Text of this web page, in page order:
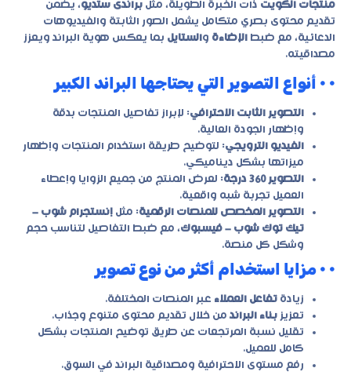
منتجات الكويت ذات الخبرة الطويلة، مثل براندى ستديو، يضمن
تقديم محتوى بصري متكامل يشمل الصور الثابتة والفيديوهات
الدعائية، مع ضبط الإضاءة والستايل بما يعكس هوية البراند ويعزز
مصداقيته.
• • أنواع التصوير التي يحتاجها البراند الكبير
التصوير الثابت الاحترافي: لإبراز تفاصيل المنتجات بدقة
وإظهار الجودة العالية.
الفيديو الترويجي: لتوضيح طريقة استخدام المنتجات وإظهار
ميزاتها بشكل ديناميكي.
التصوير 360 درجة
: لعرض المنتج من جميع الزوايا وإعطاء
العميل تجربة شبه واقعية.
التصوير المخصص للمنصات الرقمية: مثل إنستجرام شوب –
تيك توك شوب – فيسبوك، مع ضبط التفاصيل لتناسب حجم
وشكل كل منصة.
• • مزايا استخدام أكثر من نوع تصوير
زيادة تفاعل العملاء عبر المنصات المختلفة.
تعزيز بناء البراندمن خلال تقديم محتوى متنوع وجذاب.
تقليل نسبة المرتجعات عن طريق توضيح المنتجات بشكل
كامل للعميل.
رفع مستوى الاحترافية ومصداقية البراند في السوق.